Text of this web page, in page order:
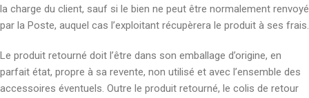
la charge du client, sauf si le bien ne peut être normalement renvoyé
par la Poste, auquel cas l’exploitant récupèrera le produit à ses frais.
Le produit retourné doit l’être dans son emballage d’origine, en
parfait état, propre à sa revente, non utilisé et avec l’ensemble des
accessoires éventuels. Outre le produit retourné, le colis de retour